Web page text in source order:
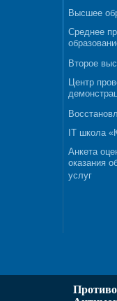
Высшее
Среднее
Второе
Центр
IT школа
Анкета
оказания
услуг